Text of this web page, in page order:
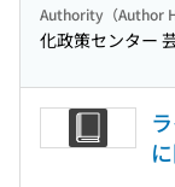
Authority（Author
化政策センター